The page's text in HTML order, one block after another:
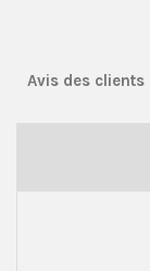
Avis des clients